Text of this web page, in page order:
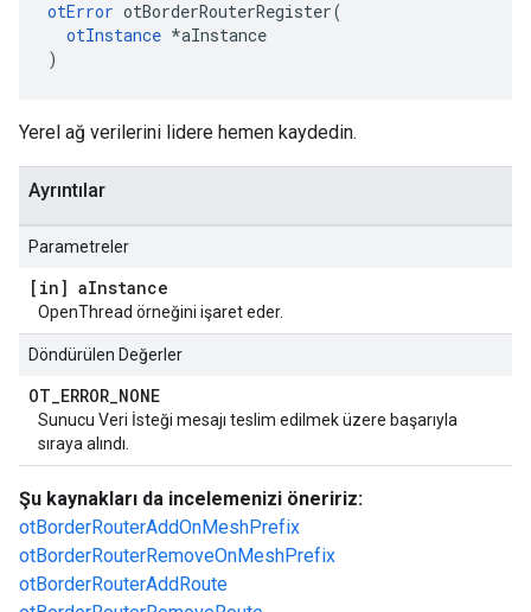
otError otBorderRouterRegister(
otInstance *aInstance
)
Yerel ağ verilerini lidere hemen kaydedin.
Ayrıntılar
Parametreler
[in] aInstance
OpenThread örneğini işaret eder.
Döndürülen Değerler
OT_ERROR_NONE
Sunucu Veri İsteği mesajı teslim edilmek üzere başarıyla
sıraya alındı.
Şu kaynakları da incelemenizi öneririz:
otBorderRouterAddOnMeshPrefix
otBorderRouterRemoveOnMeshPrefix
otBorderRouterAddRoute